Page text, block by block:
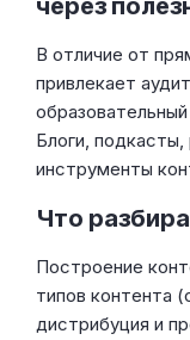
через
В отличие от
привлекает
Блоги,
инструменты
Что
Построение
типов контента
дистрибуция и